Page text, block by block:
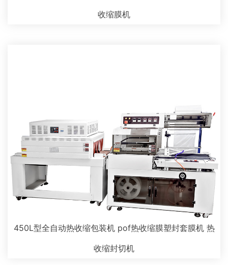
收缩膜机
450L型全自动热收缩包装机 pof热收缩膜塑封套膜机 热
收缩封切机